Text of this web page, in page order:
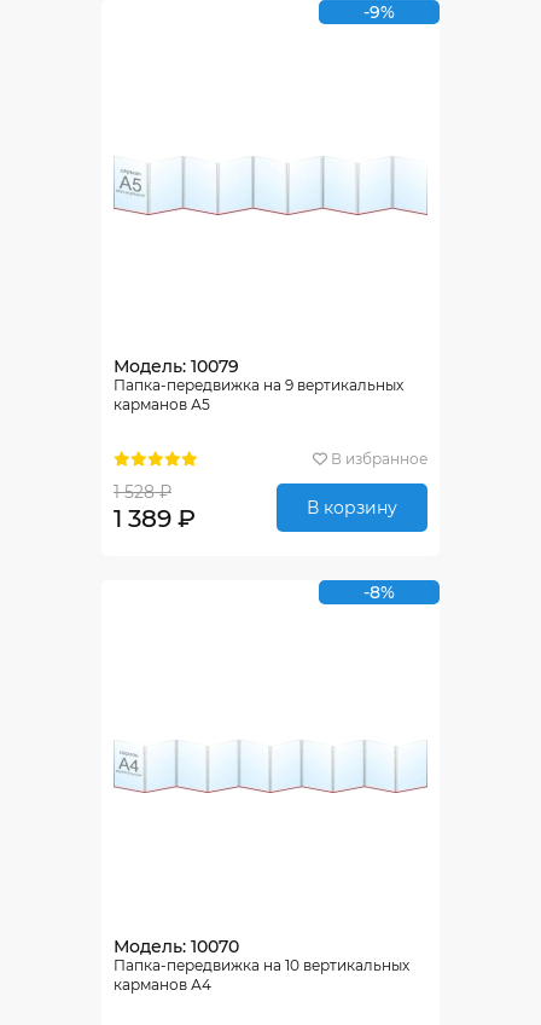
-9%
Модель: 10079
Папка-передвижка на 9 вертикальных
карманов А5
В избранное
1 528 ₽
1 389 ₽ В корзину
-8%
Модель: 10070
Папка-передвижка на 10 вертикальных
карманов А4